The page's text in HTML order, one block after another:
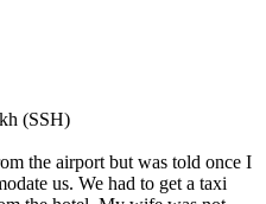
(SSH)
the airport but was told once I
us. We had to get a taxi